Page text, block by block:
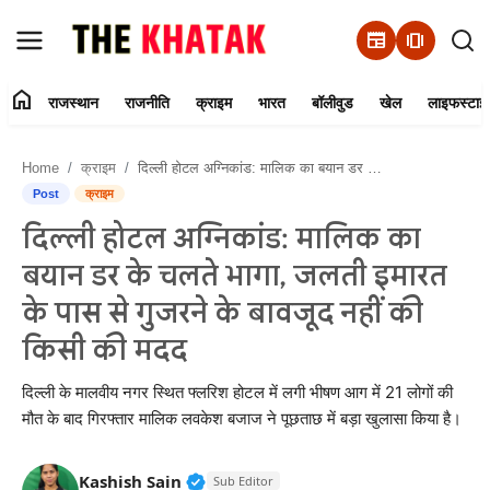
newspaper amp_stories
Contact Us
राजस्थान
राजनीति
क्राइम
भारत
बॉलीवुड
home राजस्थान राजनीति क्राइम भारत बॉलीवुड खेल
Home क्राइम दिल्ली होटल अग्निकांड: मालिक का बयान डर के चलते भागा, जलती इमारत के पास से गुजरने के बावजूद नहीं की किसी की मदद
Post क्राइम
दिल्ली होटल अग्निकांड: मालिक का
बयान डर के चलते भागा, जलती इमारत
के पास से गुजरने के बावजूद नहीं की
किसी की मदद
दिल्ली के मालवीय नगर स्थित फ्लरिश होटल में लगी भीषण आग में 21 लोगों की
मौत के बाद गिरफ्तार मालिक लवकेश बजाज ने पूछताछ में बड़ा खुलासा किया है।
Kashish Sain Verified Public Figure • 11 Jun,
Sub Editor